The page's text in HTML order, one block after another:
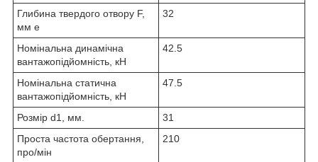
Глибина твердого отвору F,
мм e
32
Номінальна динамічна
вантажопідйомність, кН
42.5
Номінальна статична
вантажопідйомність, кН
47.5
Розмір d1, мм.
31
Проста частота обертання,
про/мін
210